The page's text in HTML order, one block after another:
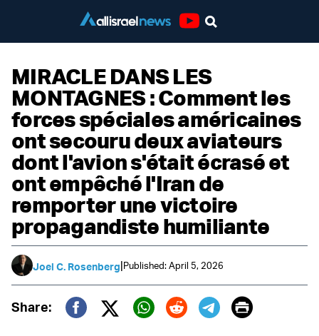
MIRACLE DANS LES
MONTAGNES : Comment les
forces spéciales américaines
ont secouru deux aviateurs
dont l'avion s'était écrasé et
ont empêché l'Iran de
remporter une victoire
propagandiste humiliante
Joel C. Rosenberg|Published: April 5, 2026
Share:
Twitter (X)
Print